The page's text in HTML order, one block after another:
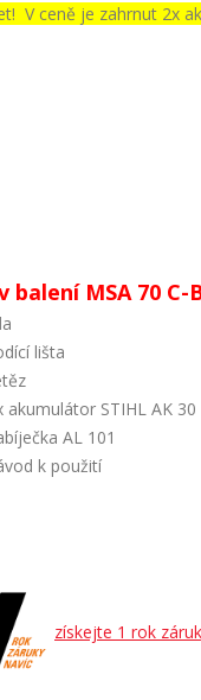
V ceně je zahrnut 2x
balení MSA 70 C-
lišta
akumulátor STIHL AK 30
AL 101
k použití
získejte 1 rok